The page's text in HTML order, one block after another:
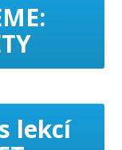
lekcí